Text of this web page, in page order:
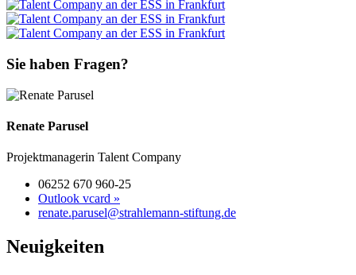
Sie haben Fragen?
Renate Parusel
Projektmanagerin Talent Company
06252 670 960-25
Outlook vcard »
renate.parusel@strahlemann-stiftung.de
Neuigkeiten